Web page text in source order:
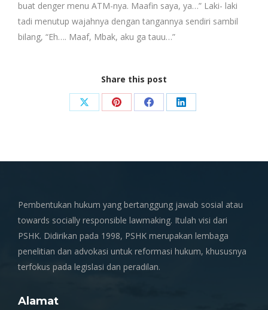
buat denger menu ATM-nya. Maafin saya, ya…” Laki- laki
tadi menutup wajahnya dengan tangannya sendiri sambil
bilang, “Eh…. Maaf, Mbak, aku ga tauu…”
Share this post
Share Share Share Share
Pembentukan hukum yang bertanggung jawab sosial atau
towards socially responsible lawmaking. Itulah visi dari
PSHK. Didirikan pada 1998, PSHK merupakan lembaga
penelitian dan advokasi untuk reformasi hukum, khususnya
terfokus pada legislasi dan peradilan.
Alamat